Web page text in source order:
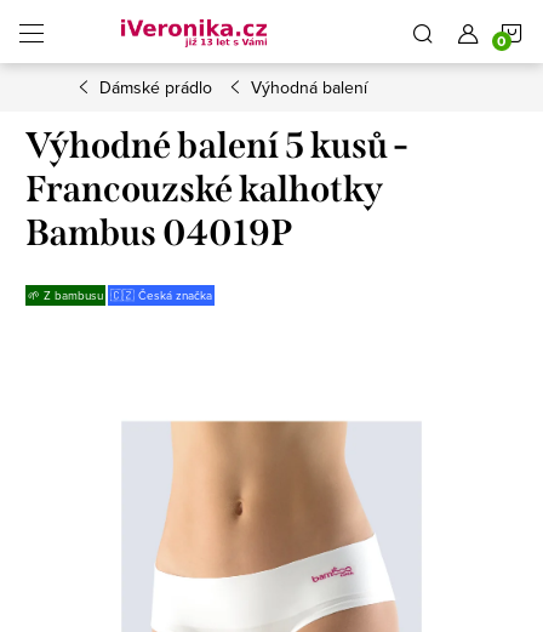
obsah
Dámské prádlo Výhodná balení
Výhodné balení 5 kusů -
Francouzské kalhotky
Bambus 04019P
🌱 Z bambusu 🇨🇿 Česká značka